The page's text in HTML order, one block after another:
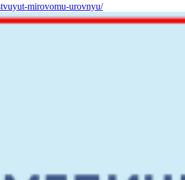
mirovomu-urovnyu/